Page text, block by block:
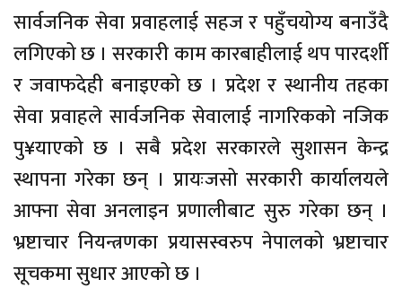
सार्वजनिक सेवा प्रवाहलाई सहज र पहुँचयोग्य बनाउँदै
लगिएको छ । सरकारी काम कारबाहीलाई थप पारदर्शी
र जवाफदेही बनाइएको छ । प्रदेश र स्थानीय तहका
सेवा प्रवाहले सार्वजनिक सेवालाई नागरिकको नजिक
पु¥याएको छ । सबै प्रदेश सरकारले सुशासन केन्द्र
स्थापना गरेका छन् । प्रायःजसो सरकारी कार्यालयले
आफ्ना सेवा अनलाइन प्रणालीबाट सुरु गरेका छन् ।
भ्रष्टाचार नियन्त्रणका प्रयासस्वरुप नेपालको भ्रष्टाचार
सूचकमा सुधार आएको छ ।